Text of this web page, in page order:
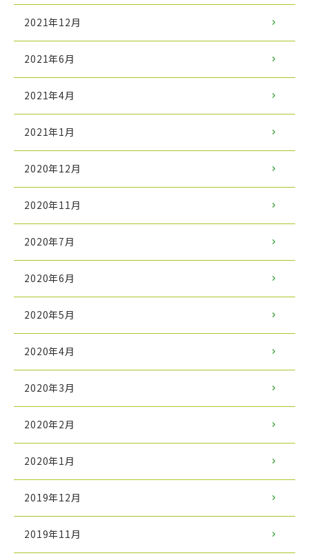
2021年12月
2021年6月
2021年4月
2021年1月
2020年12月
2020年11月
2020年7月
2020年6月
2020年5月
2020年4月
2020年3月
2020年2月
2020年1月
2019年12月
2019年11月